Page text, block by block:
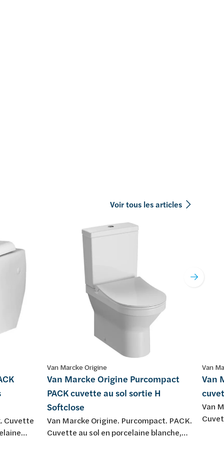
Voir tous les articles
Cuvette
Van Marcke Origine
Van Marcke Origine Purcompact
PACK cuvette au sol sortie H
Softclose
Van Marcke Origine. Purcompact. PACK.
Cuvette au sol en porcelaine blanche,
Van
Van
Van